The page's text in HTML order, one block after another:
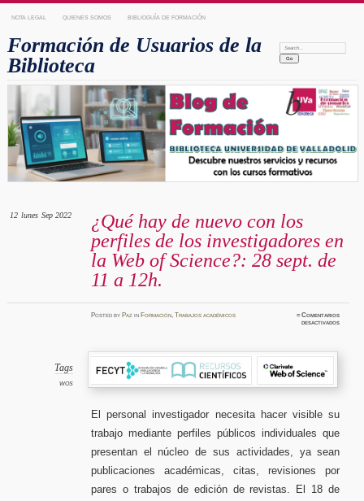
NOTA LEGAL QUIENES SOMOS BIBLIOGUÍA DE FORMACIÓN
Formación de Usuarios de la
Biblioteca
Search:
¿Qué hay de nuevo con los
perfiles de los investigadores en
la Web of Science?: 28 sept. de
11 a 12h.
12 lunes Sep 2022
PostedbyPaz inFormación ,Trabajos académicos ≈Comentarios
desactivadosen
28
de
a
Tags
WOS
El personal investigador necesita hacer visible su
trabajo mediante perfiles públicos individuales que
presentan el núcleo de sus actividades, ya sean
publicaciones académicas, citas, revisiones por
pares o trabajos de edición de revistas. El 18 de